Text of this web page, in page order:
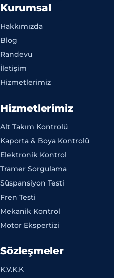
Kurumsal
Hakkımızda
Blog
Randevu
İletişim
Hizmetlerimiz
Hizmetlerimiz
Alt Takım Kontrolü
Kaporta & Boya Kontrolü
Elektronik Kontrol
Tramer Sorgulama
Süspansiyon Testi
Fren Testi
Mekanik Kontrol
Motor Ekspertizi
Sözleşmeler
K.V.K.K